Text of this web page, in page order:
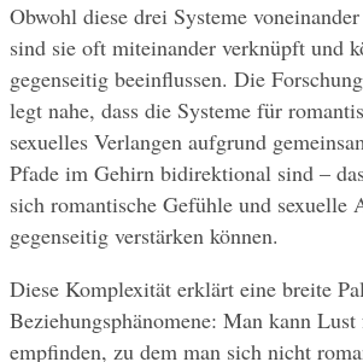
Obwohl diese drei Systeme
sind sie oft miteinander verknüpft und
gegenseitig beeinflussen. Die
legt nahe, dass die Systeme für
sexuelles Verlangen aufgrund
Pfade im Gehirn bidirektional sind –
sich romantische Gefühle und sexuelle
gegenseitig verstärken können.
Diese Komplexität erklärt eine breite
Beziehungsphänomene: Man kann
empfinden, zu dem man sich nicht